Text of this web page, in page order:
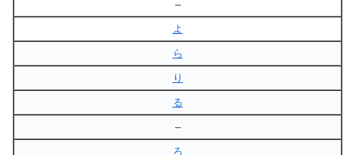
–
よ
ら
り
る
–
ろ